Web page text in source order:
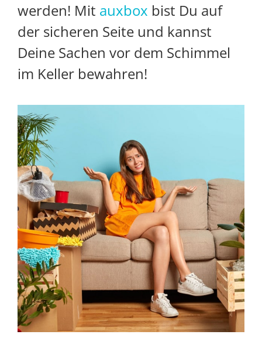
werden! Mit auxbox bist Du auf
der sicheren Seite und kannst
Deine Sachen vor dem Schimmel
im Keller bewahren!